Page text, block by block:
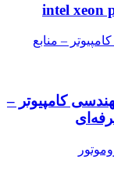
– منابع
کامپیوتر –